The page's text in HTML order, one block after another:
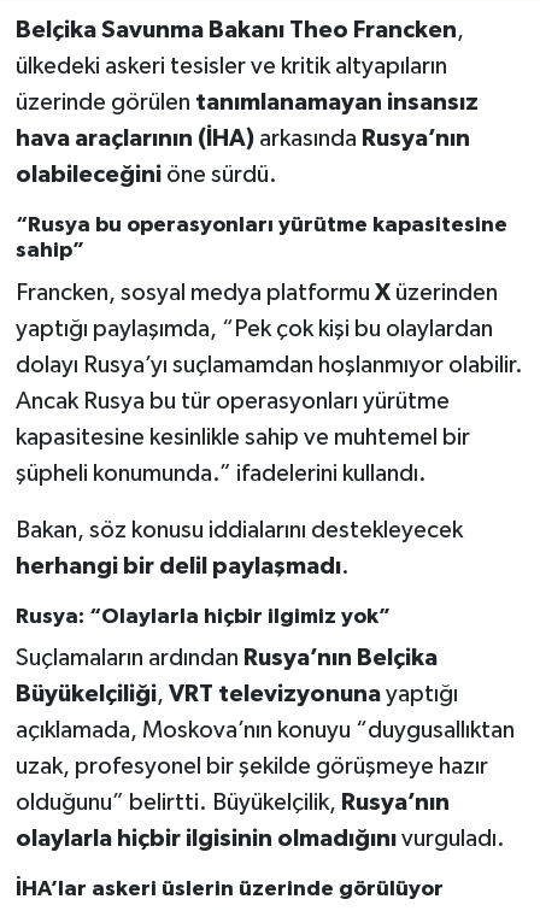
Belçika Savunma Bakanı Theo Francken,
ülkedeki askeri tesisler ve kritik altyapıların
üzerinde görülen tanımlanamayan insansız
hava araçlarının (İHA)arkasında Rusya’nın
olabileceğiniöne sürdü.
“Rusya bu operasyonları yürütme kapasitesine
sahip”
Francken, sosyal medya platformu Xüzerinden
yaptığı paylaşımda, “Pek çok kişi bu olaylardan
dolayı Rusya’yı suçlamamdan hoşlanmıyor olabilir.
Ancak Rusya bu tür operasyonları yürütme
kapasitesine kesinlikle sahip ve muhtemel bir
şüpheli konumunda.” ifadelerini kullandı.
Bakan, söz konusu iddialarını destekleyecek
herhangi bir delil paylaşmadı.
Rusya: “Olaylarla hiçbir ilgimiz yok”
Suçlamaların ardından Rusya’nın Belçika
Büyükelçiliği, VRT televizyonunayaptığı
açıklamada, Moskova’nın konuyu “duygusallıktan
uzak, profesyonel bir şekilde görüşmeye hazır
olduğunu” belirtti. Büyükelçilik, Rusya’nın
olaylarla hiçbir ilgisinin olmadığınıvurguladı.
İHA’lar askeri üslerin üzerinde görülüyor